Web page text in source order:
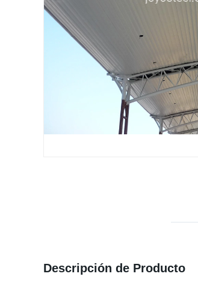
Descripción de Producto